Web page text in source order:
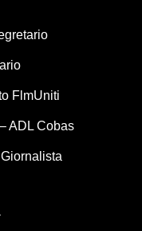
FlmUniti
ADL Cobas